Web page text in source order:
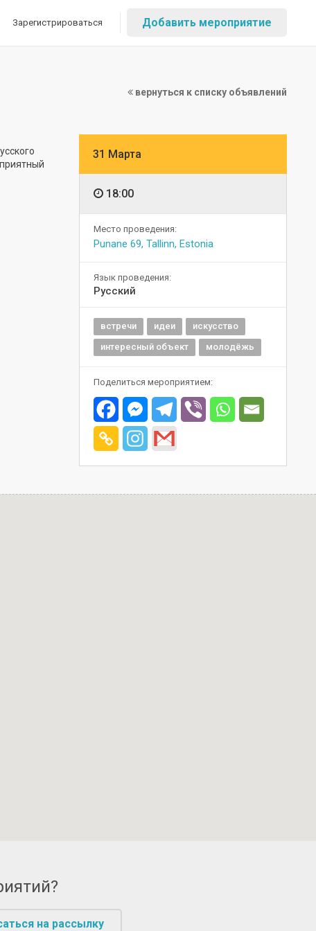
Зарегистрироваться Добавить мероприятие
вернуться к списку объявлений
31 Марта
18:00
Место проведения:
Punane 69, Tallinn, Estonia
Язык проведения:
Русский
встречи идеи
искусство
интересный объект
молодёжь
Поделиться мероприятием:
на рассылку